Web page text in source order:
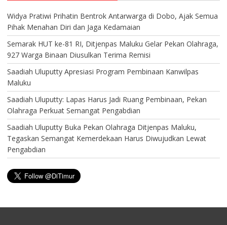
Widya Pratiwi Prihatin Bentrok Antarwarga di Dobo, Ajak Semua
Pihak Menahan Diri dan Jaga Kedamaian
Semarak HUT ke-81 RI, Ditjenpas Maluku Gelar Pekan Olahraga,
927 Warga Binaan Diusulkan Terima Remisi
Saadiah Uluputty Apresiasi Program Pembinaan Kanwilpas
Maluku
Saadiah Uluputty: Lapas Harus Jadi Ruang Pembinaan, Pekan
Olahraga Perkuat Semangat Pengabdian
Saadiah Uluputty Buka Pekan Olahraga Ditjenpas Maluku,
Tegaskan Semangat Kemerdekaan Harus Diwujudkan Lewat
Pengabdian